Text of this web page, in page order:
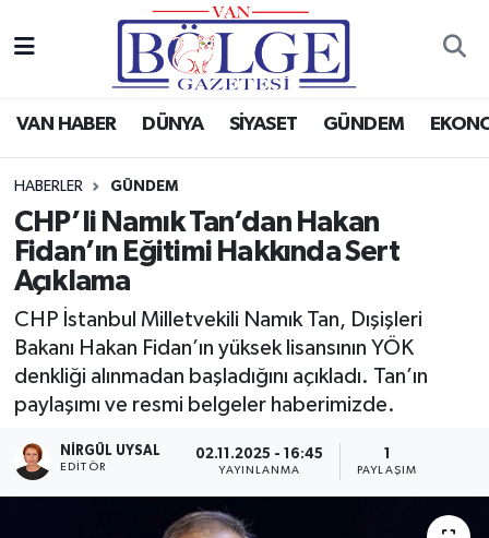
VAN HABER DÜNYA SİYASET GÜNDEM
HABERLER GÜNDEM
CHP’li Namık Tan’dan Hakan
Fidan’ın Eğitimi Hakkında Sert
Açıklama
CHP İstanbul Milletvekili Namık Tan, Dışişleri
Bakanı Hakan Fidan’ın yüksek lisansının YÖK
denkliği alınmadan başladığını açıkladı. Tan’ın
paylaşımı ve resmi belgeler haberimizde.
NIRGÜL UYSAL
EDİTÖR
02.11.2025 - 16:45
YAYINLANMA
1
PAYLAŞIM
Van Haber
Gündem
Spor
Ekonomi
Eğitim
Sağlık
Dünya
RESMİ İLANLAR
Hava Durumu
Puan Durumu ve Fikstür
Tüm Manşetler
Son Dakika Haberleri
Haber Arşivi